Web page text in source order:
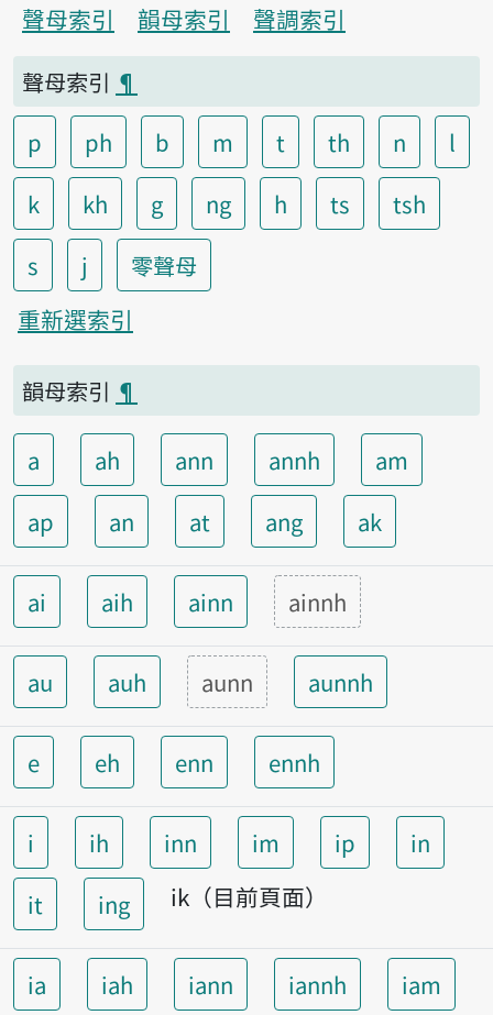
聲母索引
韻母索引
聲調索引
聲母索引 ¶
p
ph b m t th n
l
k
kh g ng h ts
tsh
s
j
零聲母
重新選索引
韻母索引 ¶
a ah ann annh
am
ap
an at ang ak
ai aih ainn ainnh
au auh aunn aunnh
e eh enn ennh
i ih inn im ip
in
it
ing ik（目前頁面）
ia iah iann iannh
iam